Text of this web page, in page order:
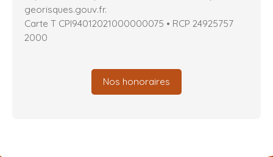
georisques.gouv.fr.
Carte T CPI94012021000000075 • RCP 24925757
2000
Nos honoraires